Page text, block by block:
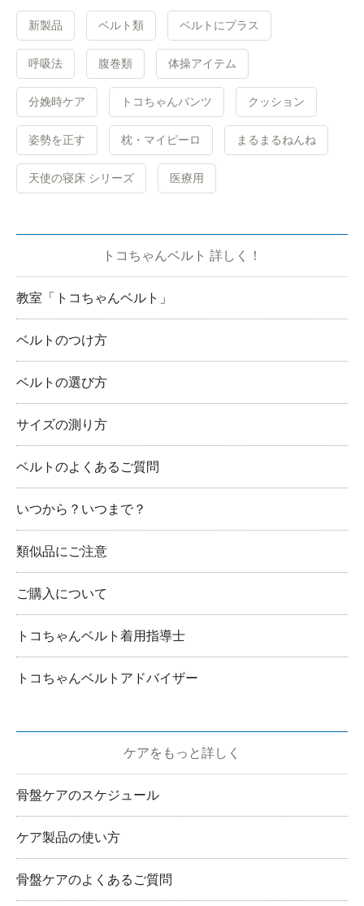
新製品 ベルト類 ベルトにプラス
呼吸法 腹巻類 体操アイテム
分娩時ケア トコちゃんパンツ クッション
姿勢を正す 枕・マイピーロ まるまるねんね
天使の寝床 シリーズ 医療用
トコちゃんベルト 詳しく！
教室「トコちゃんベルト」
ベルトのつけ方
ベルトの選び方
サイズの測り方
ベルトのよくあるご質問
いつから？いつまで？
類似品にご注意
ご購入について
トコちゃんベルト着用指導士
トコちゃんベルトアドバイザー
ケアをもっと詳しく
骨盤ケアのスケジュール
ケア製品の使い方
骨盤ケアのよくあるご質問